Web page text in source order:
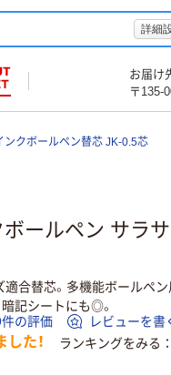
詳細
お届け
〒135-
クボールペン替芯 JK-0.5芯
ールペン サラ
適合替芯。多機能ボールペ
記シートにも◎。
の評価 レビューを書
た！ ランキングをみる